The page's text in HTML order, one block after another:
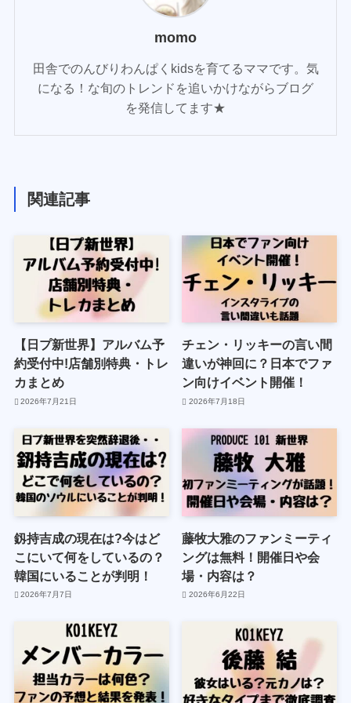
momo
田舎でのんびりわんぱくkidsを育てるママです。気
になる！な旬のトレンドを追いかけながらブログ
を発信してます★
関連記事
【日プ新世界】アルバム予
約受付中!店舗別特典・トレ
カまとめ
2026年7月21日
チェン・リッキーの言い間
違いが神回に？日本でファ
ン向けイベント開催！
2026年7月18日
釼持吉成の現在は?今はど
こにいて何をしているの？
韓国にいることが判明！
2026年7月7日
藤牧大雅のファンミーティ
ングは無料！開催日や会
場・内容は？
2026年6月22日